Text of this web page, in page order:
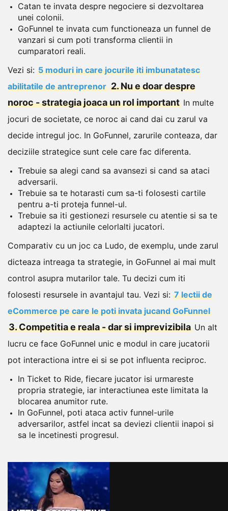
Catan te invata despre negociere si dezvoltarea
unei colonii.
GoFunnel te invata cum functioneaza un funnel de
vanzari si cum poti transforma clientii in
cumparatori reali.
Vezi si: 5 moduri in care jocurile iti imbunatatesc
abilitatile de antreprenor 2. Nu e doar despre
noroc - strategia joaca un rol important In multe
jocuri de societate, ce noroc ai cand dai cu zarul va
decide intregul joc. In GoFunnel, zarurile conteaza, dar
deciziile strategice sunt cele care fac diferenta.
Trebuie sa alegi cand sa avansezi si cand sa ataci
adversarii.
Trebuie sa te hotarasti cum sa-ti folosesti cartile
pentru a-ti proteja funnel-ul.
Trebuie sa iti gestionezi resursele cu atentie si sa te
adaptezi la actiunile celorlalti jucatori.
Comparativ cu un joc ca Ludo, de exemplu, unde zarul
dicteaza intreaga ta strategie, in GoFunnel ai mai mult
control asupra mutarilor tale. Tu decizi cum iti
folosesti resursele in avantajul tau. Vezi si: 7 lectii de
eCommerce pe care le poti invata jucand GoFunnel
3. Competitia e reala - dar si imprevizibila Un alt
lucru ce face GoFunnel unic e modul in care jucatorii
pot interactiona intre ei si se pot influenta reciproc.
In Ticket to Ride, fiecare jucator isi urmareste
propria strategie, iar interactiunea este limitata la
blocarea anumitor rute.
In GoFunnel, poti ataca activ funnel-urile
adversarilor, astfel incat sa deviezi clientii inapoi si
sa le incetinesti progresul.